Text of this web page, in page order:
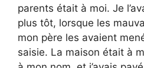
parents était à moi. Je
plus tôt, lorsque les
mon père les avaient
saisie. La maison était à